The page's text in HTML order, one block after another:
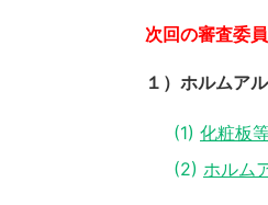
次回の審査委
１）ホルムア
化粧板
ホルム